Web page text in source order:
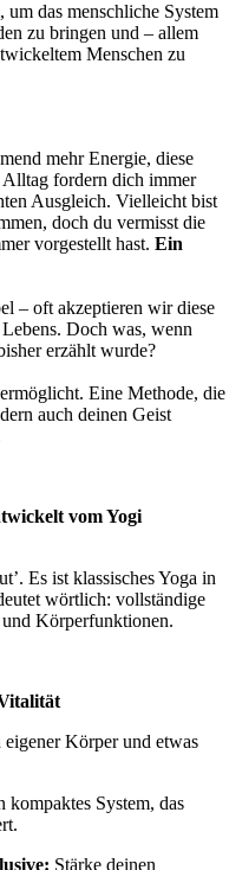
um das menschliche System
zu bringen und – allem
Menschen zu
mehr Energie, diese
fordern dich immer
Ausgleich. Vielleicht bist
doch du vermisst die
vorgestellt hast. Ein
– oft akzeptieren wir diese
Doch was, wenn
erzählt wurde?
Eine Methode, die
auch deinen Geist
vom Yogi
Es ist klassisches Yoga in
wörtlich: vollständige
Körperfunktionen.
Körper und etwas
kompaktes System, das
Stärke deinen